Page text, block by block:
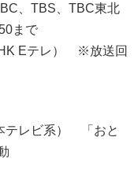
、TBS、TBC東北
まで
Eテレ） ※放送回
テレビ系） 「おと